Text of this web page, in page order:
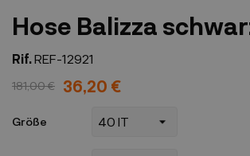
Hose Balizza
Rif.REF-12921
181,00 € 36,20 €
Größe